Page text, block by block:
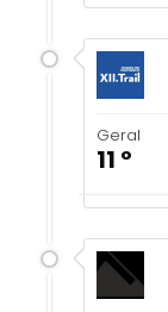
Geral
11 º